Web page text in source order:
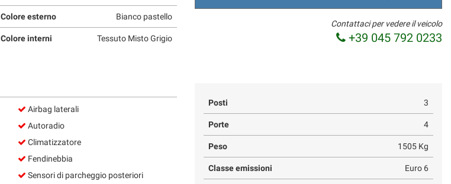
Colore esterno Bianco pastello
Colore interni Tessuto Misto Grigio
Contattaci per vedere il veicolo
+39 045 792 0233
Airbag laterali
Autoradio
Climatizzatore
Fendinebbia
Sensori di parcheggio posteriori
Posti 3
Porte 4
Peso 1505 Kg
Classe emissioni Euro 6